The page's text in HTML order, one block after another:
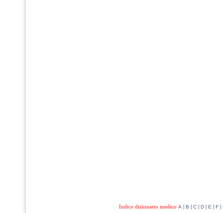
Indice dizionario medico A | B | C| D| E | F|